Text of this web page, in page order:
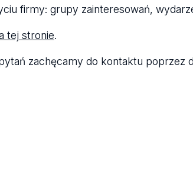
firmy: grupy zainteresowań,
tej stronie.
zachęcamy do kontaktu poprzez